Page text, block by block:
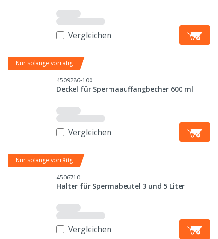
Vergleichen
Nur solange vorrätig
4509286-100
Deckel für Spermaauffangbecher 600 ml
Vergleichen
Nur solange vorrätig
4506710
Halter für Spermabeutel 3 und 5 Liter
Vergleichen